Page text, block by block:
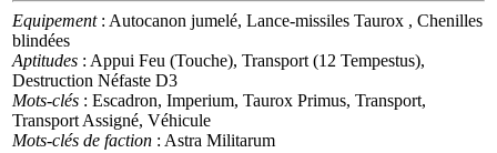
Equipement: Autocanon jumelé, Lance-missiles Taurox , Chenilles
blindées
Aptitudes : Appui Feu (Touche), Transport (12 Tempestus),
Destruction Néfaste D3
Mots-clés : Escadron, Imperium, Taurox Primus, Transport,
Transport Assigné, Véhicule
Mots-clés de faction : Astra Militarum